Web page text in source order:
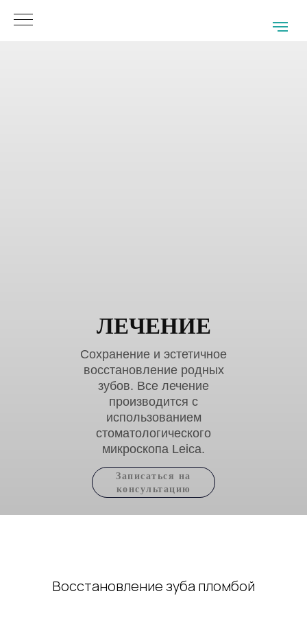
ЛЕЧЕНИЕ
Сохранение и эстетичное
восстановление родных
зубов. Все лечение
производится с
использованием
стоматологического
микроскопа Leica.
Записаться на
консультацию
Восстановление зуба пломбой